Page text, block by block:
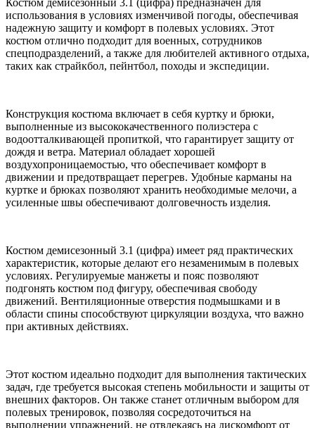
использования в условиях изменчивой погоды, обеспечивая
надежную защиту и комфорт в полевых условиях. Этот
костюм отлично подходит для военных, сотрудников
спецподразделений, а также для любителей активного отдыха,
таких как страйкбол, пейнтбол, походы и экспедиции.
Конструкция костюма включает в себя куртку и брюки,
выполненные из высококачественного полиэстера с
водоотталкивающей пропиткой, что гарантирует защиту от
дождя и ветра. Материал обладает хорошей
воздухопроницаемостью, что обеспечивает комфорт в
движении и предотвращает перегрев. Удобные карманы на
куртке и брюках позволяют хранить необходимые мелочи, а
усиленные швы обеспечивают долговечность изделия.
Костюм демисезонный 3.1 (цифра) имеет ряд практических
характеристик, которые делают его незаменимым в полевых
условиях. Регулируемые манжеты и пояс позволяют
подгонять костюм под фигуру, обеспечивая свободу
движений. Вентиляционные отверстия подмышками и в
области спины способствуют циркуляции воздуха, что важно
при активных действиях.
Этот костюм идеально подходит для выполнения тактических
задач, где требуется высокая степень мобильности и защиты от
внешних факторов. Он также станет отличным выбором для
полевых тренировок, позволяя сосредоточиться на
выполнении упражнений, не отвлекаясь на дискомфорт от